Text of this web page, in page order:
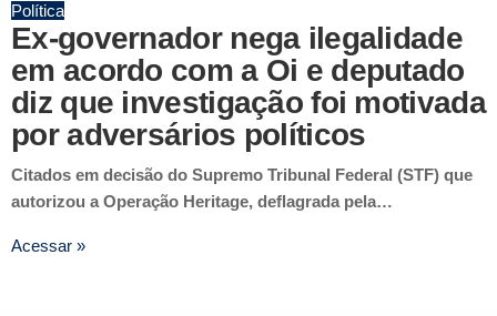
Política
Ex-governador nega ilegalidade
em acordo com a Oi e deputado
diz que investigação foi motivada
por adversários políticos
Citados em decisão do Supremo Tribunal Federal (STF) que
autorizou a Operação Heritage, deflagrada pela…
Acessar »